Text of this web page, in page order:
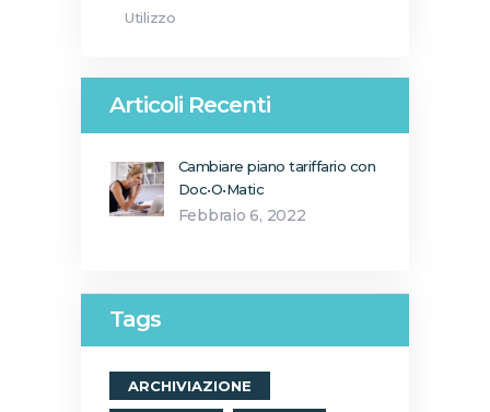
Utilizzo
Articoli Recenti
Cambiare piano tariffario con
Doc•O•Matic
Febbraio 6, 2022
Tags
ARCHIVIAZIONE